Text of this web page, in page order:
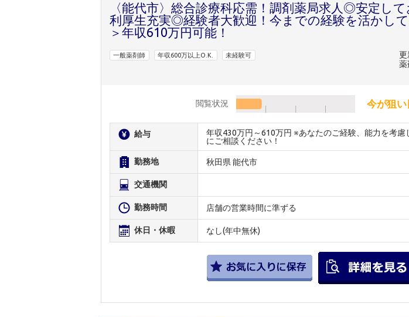
〈能代市〉総合診療科応需！調剤薬局求人◎安定し
利厚生充実◎経験者大歓迎！今までの経験を活かし
＞年収610万円可能！
一般薬剤師 年収600万以上O.K. 未経験可
更
薬
閲覧状況 今が狙い
給与
年収430万円～610万円 ※あなたのご経験、能力を考
にご相談ください！
勤務地 秋田県 能代市
交通機関
勤務時間 店舗の営業時間に準ずる
休日・休暇 なし(年中無休)